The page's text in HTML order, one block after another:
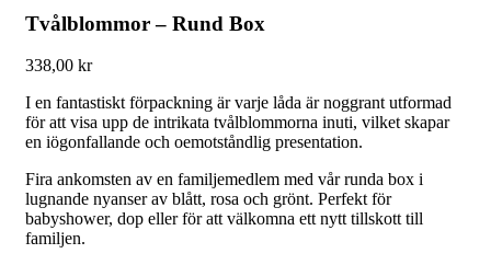
Tvålblommor – Rund Box
338,00 kr
I en fantastiskt förpackning är varje låda är noggrant utformad
för att visa upp de intrikata tvålblommorna inuti, vilket skapar
en iögonfallande och oemotståndlig presentation.
Fira ankomsten av en familjemedlem med vår runda box i
lugnande nyanser av blått, rosa och grönt. Perfekt för
babyshower, dop eller för att välkomna ett nytt tillskott till
familjen.